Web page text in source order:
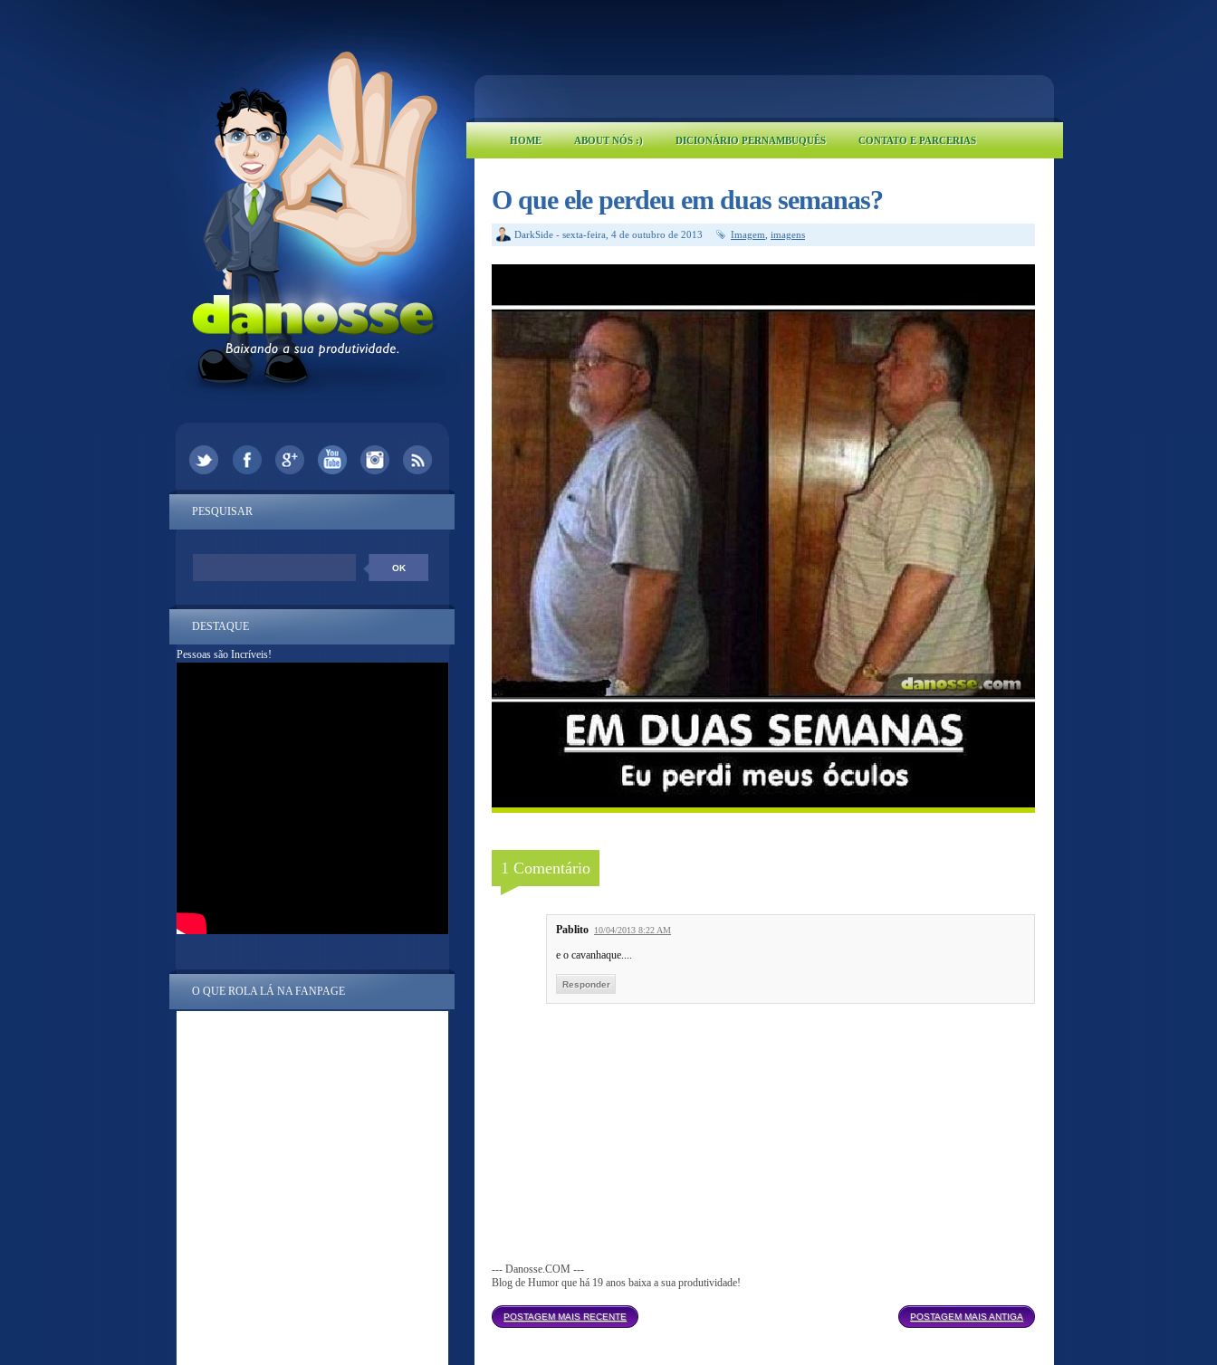
HOME ABOUT NÓS :) DICIONÁRIO PERNAMBUQUÊS CONTATO E PARCERIAS
O que ele perdeu em duas semanas?
DarkSide - sexta-feira, 4 de outubro de 2013 Imagem imagens
1 Comentário
Pablito 10/04/2013 8:22 AM
e o cavanhaque....
Responder
--- Danosse.COM ---
Blog de Humor que há 19 anos baixa a sua produtividade!
POSTAGEM MAIS RECENTE POSTAGEM MAIS ANTIGA
PESQUISAR
DESTAQUE
Pessoas são Incríveis!
O QUE ROLA LÁ NA FANPAGE